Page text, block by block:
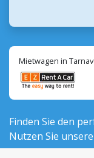
Mietwagen in
Finden Sie den
Nutzen Sie
Fahrzeuge vor